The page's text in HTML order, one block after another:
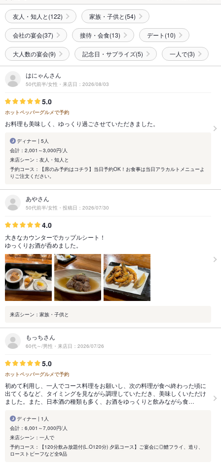
友人・知人と(122) 家族・子供と(54)
会社の宴会(37) 接待・会食(13) デート(10)
大人数の宴会(9) 記念日・サプライズ(5) 一人で(3)
はにゃんさん
50代前半/女性・来店日：2026/08/03
5.0
ホットペッパーグルメで予約
お料理も美味しく、ゆっくり過ごさせていただきました。
ディナー | 5人
会計：2,001～3,000円/人
来店シーン：友人・知人と
予約コース：【席のみ予約はコチラ】当日予約OK！お食事は当日アラカルトメニューよ
りご注文ください。
あやさん
50代前半/女性・投稿日：2026/07/30
4.0
大きなカウンターでカップルシート！
ゆっくりお酒が呑めました。
来店シーン：家族・子供と
もっちさん
60代～/男性・来店日：2026/07/26
5.0
ホットペッパーグルメで予約
初めて利用し、一人でコース料理をお願いし、次の料理が食べ終わった頃に
出てくるなど、タイミングを見ながら調理していただき、美味しくいただけ
ました。また、日本酒の種類も多く、お酒をゆっくりと飲みながら食…
ディナー | 1人
会計：6,001～7,000円/人
来店シーン：一人で
予約コース：【120分飲み放題付(L.O120分) 夕凪コース】ご宴会に◎鱧フライ、造り、
ローストビーフなど全9品